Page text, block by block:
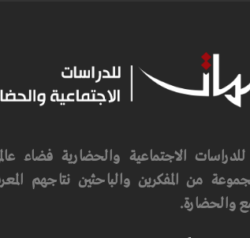
الاجتماعية والحضارية فضاء
من المفكرين والباحثين نتاجهم
والحضارة.